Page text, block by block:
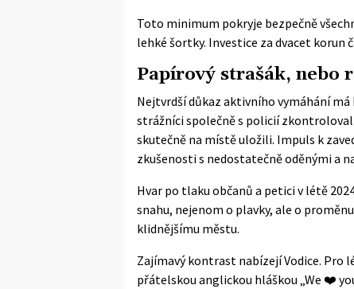
Toto minimum pokryje bezpečně
lehké šortky. Investice za dvacet korun
Papírový strašák, nebo
Nejtvrdší důkaz aktivního vymáhání má
strážníci společně s policií
skutečně na místě uložili. Impuls k
zkušenosti s nedostatečně oděnými a
Hvar po tlaku občanů a petici v létě
snahu, nejenom o plavky, ale o
klidnějšímu městu.
Zajímavý kontrast nabízejí Vodice. Pro
přátelskou anglickou hláškou „We ❤️